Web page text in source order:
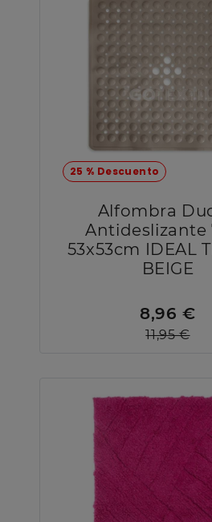
25 % Descuento
Alfombra
Antideslizante
53x53cm IDEAL
BEIGE
8,96 €
11,95 €